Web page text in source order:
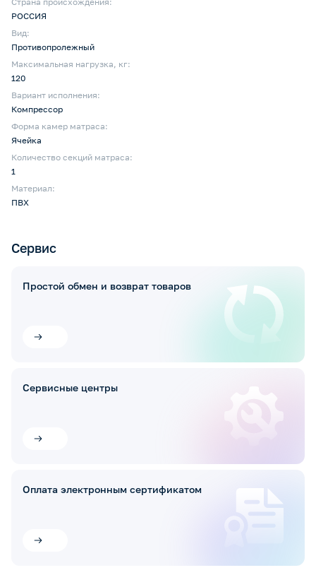
РОССИЯ
Вид:
Противопролежный
Максимальная нагрузка, кг:
120
Вариант исполнения:
Компрессор
Форма камер матраса:
Ячейка
Количество секций матраса:
1
Материал:
ПВХ
Сервис
Простой обмен и возврат товаров
Сервисные центры
Оплата электронным сертификатом